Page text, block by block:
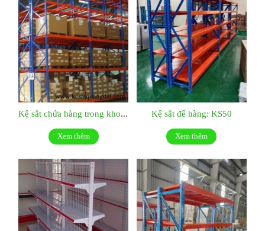
Kệ sắt chứa hàng trong kho KS51
Xem thêm
Kệ sắt để hàng: KS50
Xem thêm